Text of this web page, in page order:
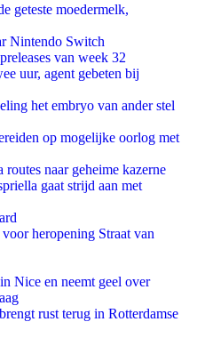
geteste moedermelk,
Nintendo Switch
van week 32
uur, agent gebeten bij
het embryo van ander stel
op mogelijke oorlog met
naar geheime kazerne
gaat strijd aan met
heropening Straat van
Nice en neemt geel over
rust terug in Rotterdamse